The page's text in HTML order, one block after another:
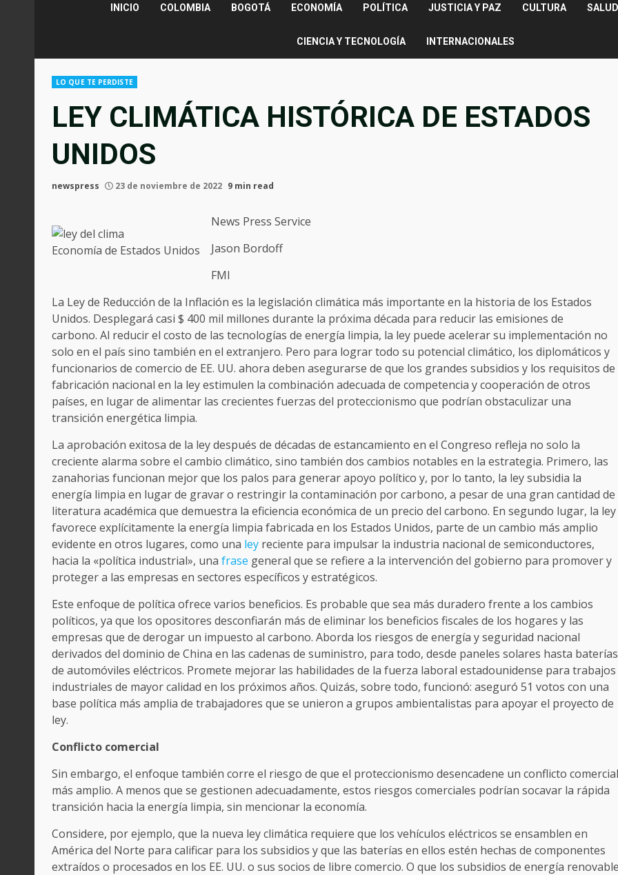
INICIO COLOMBIA BOGOTÁ ECONOMÍA POLÍTICA JUSTICIA Y PAZ CULTURA
CIENCIA Y TECNOLOGÍA INTERNACIONALES
LO QUE TE PERDISTE
LEY CLIMÁTICA HISTÓRICA DE ESTADOS
UNIDOS
newspress 23 de noviembre de 2022 9 min read
Economía de Estados Unidos
News Press Service
Jason Bordoff
FMI
La Ley de Reducción de la Inflación es la legislación climática más importante en la historia de los Estados
Unidos. Desplegará casi $ 400 mil millones durante la próxima década para reducir las emisiones de
carbono. Al reducir el costo de las tecnologías de energía limpia, la ley puede acelerar su implementación no
solo en el país sino también en el extranjero. Pero para lograr todo su potencial climático, los diplomáticos y
funcionarios de comercio de EE. UU. ahora deben asegurarse de que los grandes subsidios y los requisitos de
fabricación nacional en la ley estimulen la combinación adecuada de competencia y cooperación de otros
países, en lugar de alimentar las crecientes fuerzas del proteccionismo que podrían obstaculizar una
transición energética limpia.
La aprobación exitosa de la ley después de décadas de estancamiento en el Congreso refleja no solo la
creciente alarma sobre el cambio climático, sino también dos cambios notables en la estrategia. Primero, las
zanahorias funcionan mejor que los palos para generar apoyo político y, por lo tanto, la ley subsidia la
energía limpia en lugar de gravar o restringir la contaminación por carbono, a pesar de una gran cantidad de
literatura académica que demuestra la eficiencia económica de un precio del carbono. En segundo lugar, la ley
favorece explícitamente la energía limpia fabricada en los Estados Unidos, parte de un cambio más amplio
evidente en otros lugares, como una ley reciente para impulsar la industria nacional de semiconductores,
hacia la «política industrial», una frase general que se refiere a la intervención del gobierno para promover y
proteger a las empresas en sectores específicos y estratégicos.
Este enfoque de política ofrece varios beneficios. Es probable que sea más duradero frente a los cambios
políticos, ya que los opositores desconfiarán más de eliminar los beneficios fiscales de los hogares y las
empresas que de derogar un impuesto al carbono. Aborda los riesgos de energía y seguridad nacional
derivados del dominio de China en las cadenas de suministro, para todo, desde paneles solares hasta baterías
de automóviles eléctricos. Promete mejorar las habilidades de la fuerza laboral estadounidense para trabajos
industriales de mayor calidad en los próximos años. Quizás, sobre todo, funcionó: aseguró 51 votos con una
base política más amplia de trabajadores que se unieron a grupos ambientalistas para apoyar el proyecto de
ley.
Conflicto comercial
Sin embargo, el enfoque también corre el riesgo de que el proteccionismo desencadene un conflicto comercial
más amplio. A menos que se gestionen adecuadamente, estos riesgos comerciales podrían socavar la rápida
transición hacia la energía limpia, sin mencionar la economía.
Considere, por ejemplo, que la nueva ley climática requiere que los vehículos eléctricos se ensamblen en
América del Norte para calificar para los subsidios y que las baterías en ellos estén hechas de componentes
extraídos o procesados ​​en los EE. UU. o sus socios de libre comercio. O que los subsidios de energía